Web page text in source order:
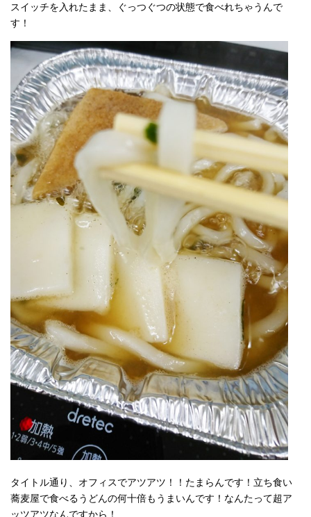
スイッチを入れたまま、ぐっつぐつの状態で食べれちゃうんで
す！
タイトル通り、オフィスでアツアツ！！たまらんです！立ち食い
蕎麦屋で食べるうどんの何十倍もうまいんです！なんたって超ア
ッツアツなんですから！